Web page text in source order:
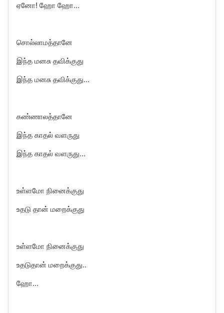
ஏனோ! ஹோ ஹோ…
சொல்லாமத்தானே
இந்த மனசு தவிக்குது
இந்த மனசு தவிக்குது…
கண்ணாலத்தானே
இந்த காதல் வளருது
இந்த காதல் வளருது…
உள்ளமோ நினைக்குது
உதடு தான் மறைக்குது
உள்ளமோ நினைக்குது
உதடுதான் மறைக்குது..
ஹோ…